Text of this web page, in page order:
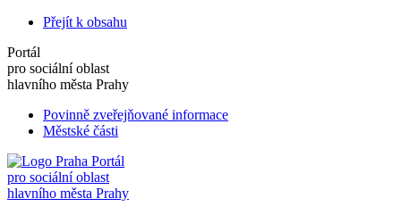
Přejít k obsahu
Portál
pro sociální oblast
hlavního města Prahy
Povinně zveřejňované informace
Městské části
Portál
pro sociální oblast
hlavního města Prahy